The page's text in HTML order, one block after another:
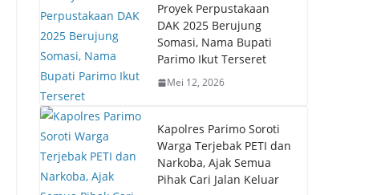
Proyek Perpustakaan
DAK 2025 Berujung
Somasi, Nama Bupati
Parimo Ikut Terseret
Mei 12, 2026
Kapolres Parimo Soroti
Warga Terjebak PETI dan
Narkoba, Ajak Semua
Pihak Cari Jalan Keluar